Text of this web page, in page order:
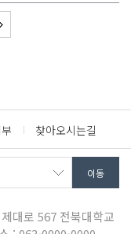
찾아오시는길
대로 567 전북대학교